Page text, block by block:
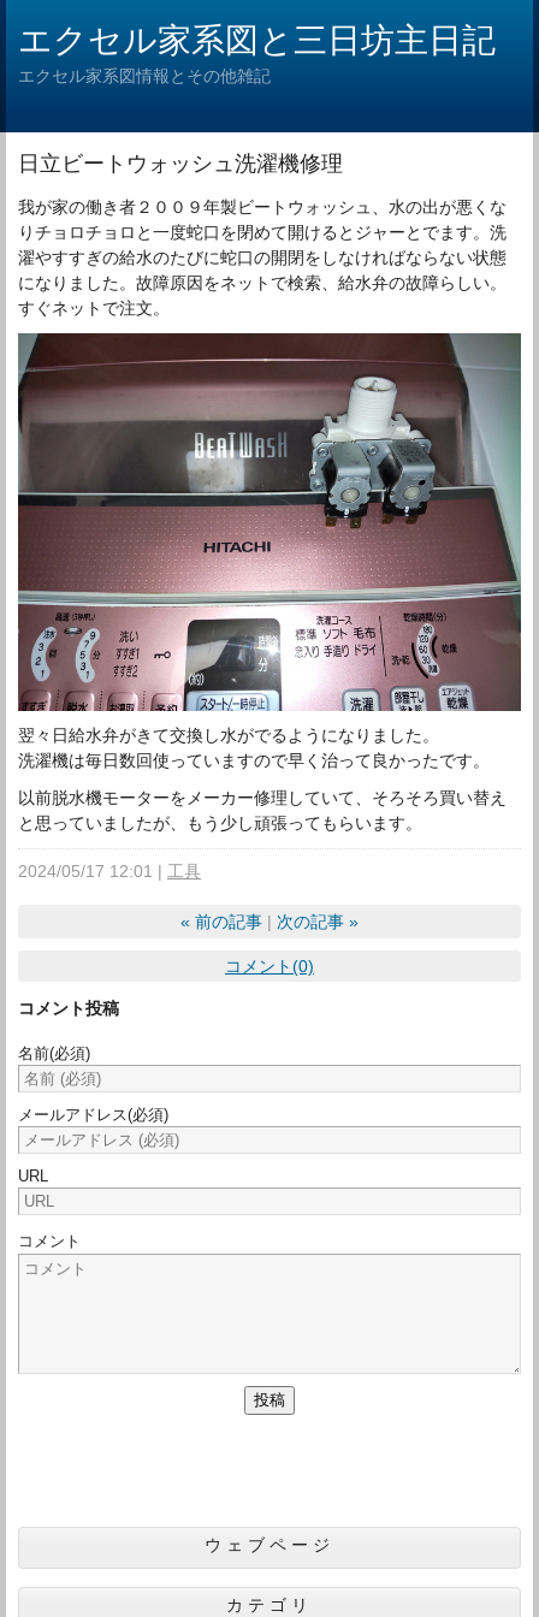
エクセル家系図と三日坊主日記
エクセル家系図情報とその他雑記
日立ビートウォッシュ洗濯機修理
我が家の働き者２００９年製ビートウォッシュ、水の出が悪くな
りチョロチョロと一度蛇口を閉めて開けるとジャーとでます。洗
濯やすすぎの給水のたびに蛇口の開閉をしなければならない状態
になりました。故障原因をネットで検索、給水弁の故障らしい。
すぐネットで注文。
翌々日給水弁がきて交換し水がでるようになりました。
洗濯機は毎日数回使っていますので早く治って良かったです。
以前脱水機モーターをメーカー修理していて、そろそろ買い替え
と思っていましたが、もう少し頑張ってもらいます。
2024/05/17 12:01 工具
« 前の記事 次の記事 »
コメント(0)
コメント投稿
名前(必須)
メールアドレス(必須)
URL
コメント
ウェブページ
カテゴリ